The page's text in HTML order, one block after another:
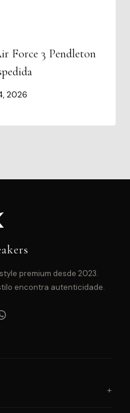
Force 3 Pendleton
2026
premium desde 2023.
encontra autenticidade.